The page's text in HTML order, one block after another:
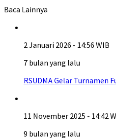
Baca Lainnya
2 Januari 2026 - 14:56 WIB
7 bulan yang lalu
RSUDMA Gelar Turnamen
11 November 2025 - 14:42
9 bulan yang lalu